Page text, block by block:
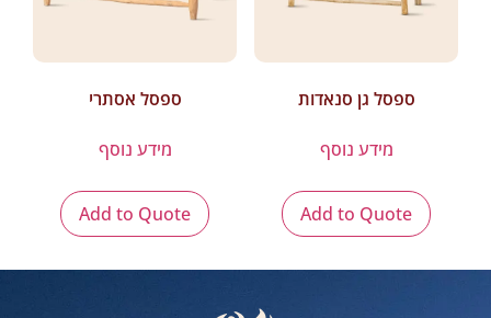
ספסל גן סנאדות
מידע נוסף
Add to Quote
ספסל אסתרי
מידע נוסף
Add to Quote